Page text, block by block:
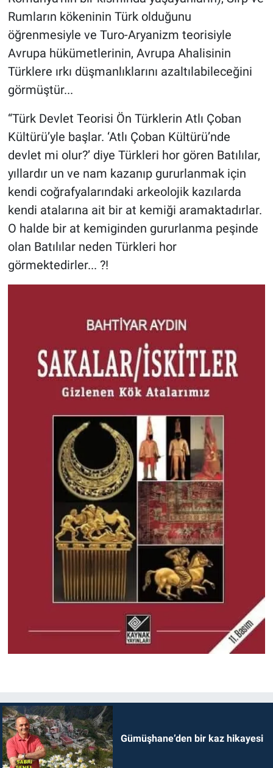
Rumların kökeninin Türk olduğunu
öğrenmesiyle ve Turo-Aryanizm teorisiyle
Avrupa hükümetlerinin, Avrupa Ahalisinin
Türklere ırkı düşmanlıklarını azaltılabileceğini
görmüştür...
“Türk Devlet Teorisi Ön Türklerin Atlı Çoban
Kültürü’yle başlar. ‘Atlı Çoban Kültürü’nde
devlet mi olur?’ diye Türkleri hor gören Batılılar,
yıllardır un ve nam kazanıp gururlanmak için
kendi coğrafyalarındaki arkeolojik kazılarda
kendi atalarına ait bir at kemiği aramaktadırlar.
O halde bir at kemiginden gururlanma peşinde
olan Batılılar neden Türkleri hor
görmektedirler... ?!
Gümüşhane’den bir kaz hikayesi